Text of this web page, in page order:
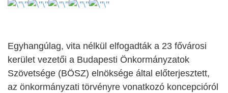
Egyhangúlag, vita nélkül elfogadták a 23 fővárosi
kerület vezetői a Budapesti Önkormányzatok
Szövetsége (BÖSZ) elnöksége által előterjesztett,
az önkormányzati törvényre vonatkozó koncepcióról